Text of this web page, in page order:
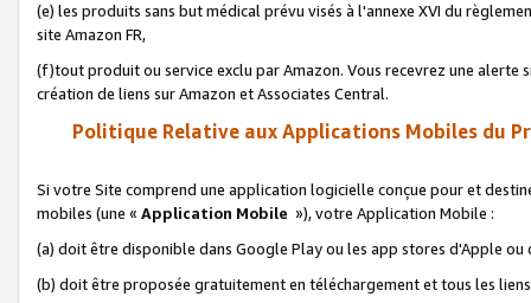
(e) les produits sans but médical prévu visés à l'annexe XVI du
site Amazon FR,
(f)tout produit ou service exclu par Amazon. Vous recevrez une alerte
création de liens sur Amazon et Associates Central.
Politique Relative aux Applications Mobiles du
Si votre Site comprend une application logicielle conçue pour et
mobiles (une « Application Mobile »), votre Application Mobile :
(a) doit être disponible dans Google Play ou les app stores d'Apple ou
(b) doit être proposée gratuitement en téléchargement et tous les